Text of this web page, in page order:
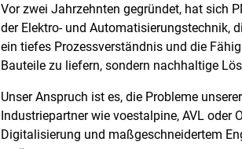
Vor zwei Jahrzehnten gegründet, hat sich
der Elektro- und Automatisierungstechnik,
ein tiefes Prozessverständnis und die
Bauteile zu liefern, sondern nachhaltige
Unser Anspruch ist es, die Probleme
Industriepartner wie voestalpine, AVL
Digitalisierung und maßgeschneidertem